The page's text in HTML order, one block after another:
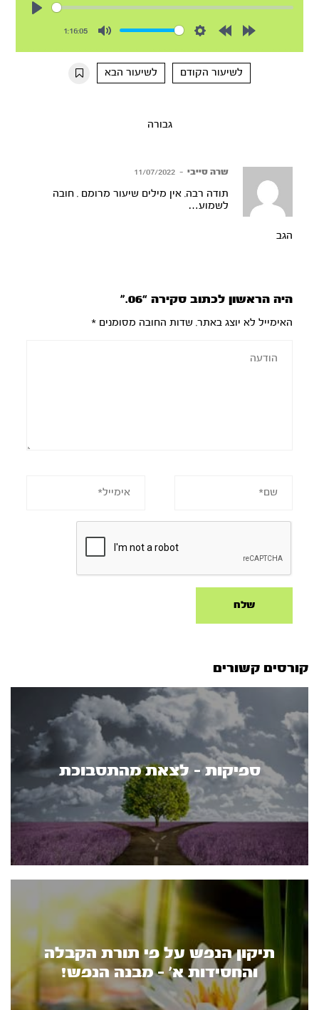
1:16:05
10s
10s
לשיעור הקודם
לשיעור הבא
גבורה
שרה סייבי –
11/07/2022
תודה רבה. אין מילים שיעור מרומם . חובה
לשמוע…
הגב
היה הראשון לכתוב סקירה “06.”
האימייל לא יוצג באתר. שדות החובה מסומנים*
קורסים קשורים
ספיקות - לצאת מהתסבוכת
תיקון הנפש על פי תורת הקבלה
והחסידות א’ - מבנה הנפש!